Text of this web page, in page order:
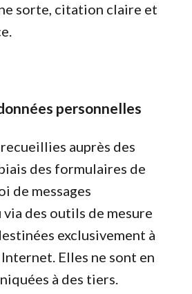
sorte, citation claire et
personnelles
auprès des
des formulaires de
de messages
des outils de mesure
exclusivement à
Internet. Elles ne sont en
à des tiers.